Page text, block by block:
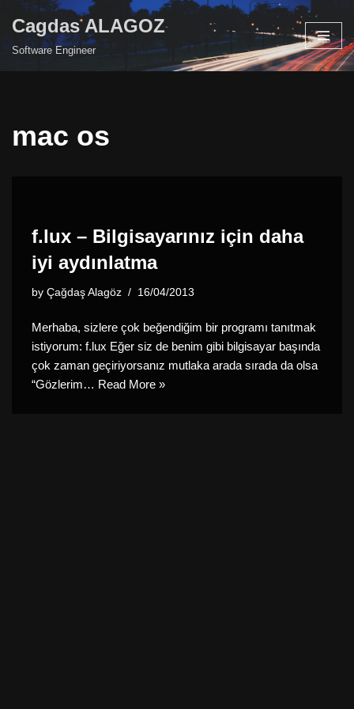
Skip
Cagdas ALAGOZ
Software Engineer
mac os
f.lux – Bilgisayarınız için daha
iyi aydınlatma
by Çağdaş Alagöz 16/04/2013
Merhaba, sizlere çok beğendiğim bir programı tanıtmak
istiyorum: f.lux Eğer siz de benim gibi bilgisayar başında
çok zaman geçiriyorsanız mutlaka arada sırada da olsa
“Gözlerim… Read More »